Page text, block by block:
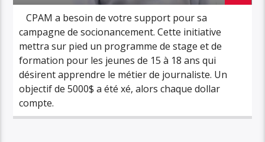
CPAM a besoin de votre support pour sa
campagne de sociofinancement. Cette initiative
mettra sur pied un programme de stage et de
formation pour les jeunes de 15 à 18 ans qui
désirent apprendre le métier de journaliste. Un
objectif de 5000$ a été fixé, alors chaque dollar
compte.